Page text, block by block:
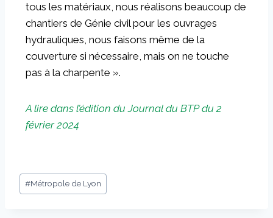
tous les matériaux, nous réalisons beaucoup de
chantiers de Génie civil pour les ouvrages
hydrauliques, nous faisons même de la
couverture si nécessaire, mais on ne touche
pas à la charpente ».
A lire dans l’édition du Journal du BTP du 2
février 2024
#Métropole de Lyon